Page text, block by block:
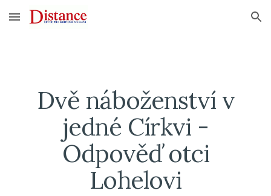
Skip to main content Skip to navigation
Dvě náboženství v
jedné Církvi -
Odpověď otci
Lohelovi